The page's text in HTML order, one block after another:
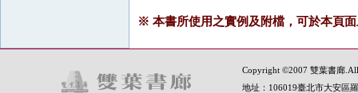
※ 本書所使用之實例及附檔，可於本頁
Copyright ©2007 雙葉書廊.All
地址：106019臺北市大安區